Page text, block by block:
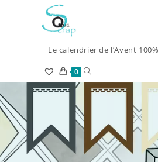
Le calendrier de l’Avent
0 Toggle
website
search